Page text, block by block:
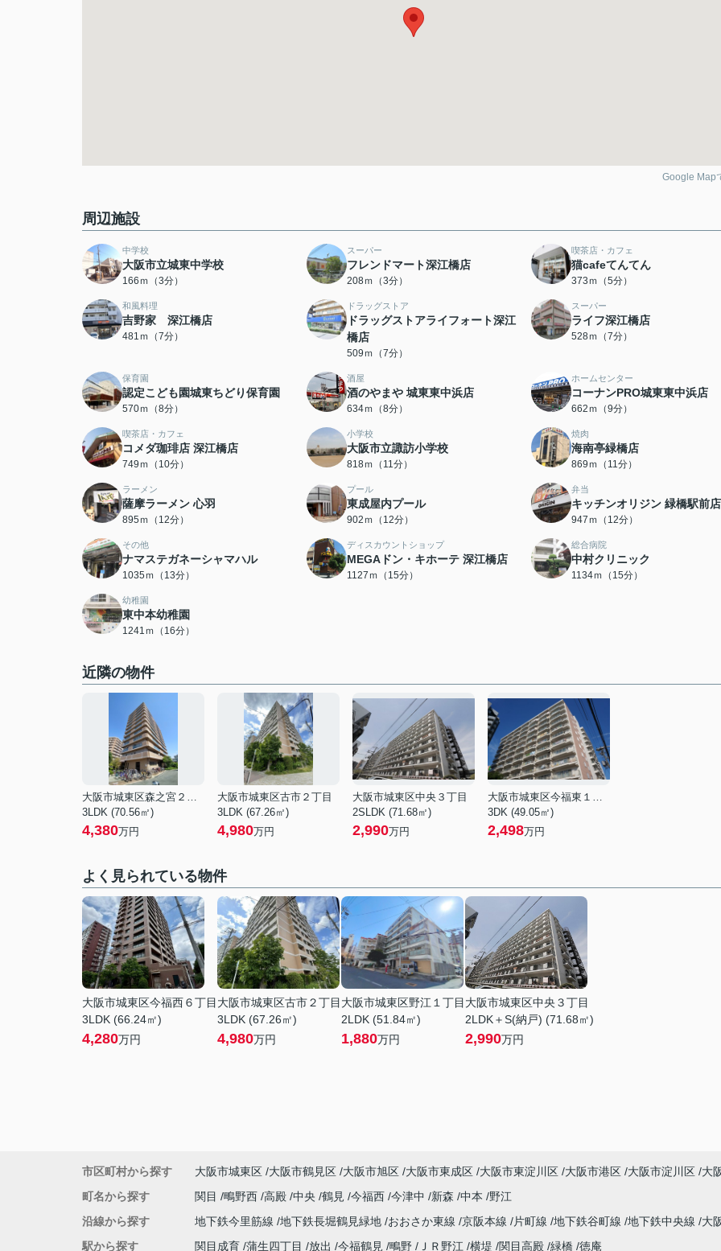
Google Map
周辺施設
中学校
大阪市立城東中学校
166ｍ（3分）
スーパー
フレンドマート深江橋店
208ｍ（3分）
喫茶店・カフェ
猫cafeてんてん
373ｍ（5分）
和風料理
吉野家 深江橋店
481ｍ（7分）
ドラッグストア
ドラッグストアライフォート深江
橋店
509ｍ（7分）
スーパー
ライフ深江橋店
528ｍ（7分）
保育園
認定こども園城東ちどり保育園
570ｍ（8分）
酒屋
酒のやまや 城東東中浜店
634ｍ（8分）
ホームセンター
コーナンPRO城東東中浜店
662ｍ（9分）
喫茶店・カフェ
コメダ珈琲店 深江橋店
749ｍ（10分）
小学校
大阪市立諏訪小学校
818ｍ（11分）
焼肉
海南亭緑橋店
869ｍ（11分）
ラーメン
薩摩ラーメン 心羽
895ｍ（12分）
プール
東成屋内プール
902ｍ（12分）
弁当
キッチンオリジン 緑橋駅前店
947ｍ（12分）
その他
ナマステガネーシャマハル
1035ｍ（13分）
ディスカウントショップ
MEGAドン・キホーテ 深江橋店
1127ｍ（15分）
総合病院
中村クリニック
1134ｍ（15分）
幼稚園
東中本幼稚園
1241ｍ（16分）
近隣の物件
大阪市城東区森之宮２丁目
3LDK (70.56㎡)
4,380万円
大阪市城東区古市２丁目
3LDK (67.26㎡)
4,980万円
大阪市城東区中央３丁目
2SLDK (71.68㎡)
2,990万円
大阪市城東区今福東１丁目
3DK (49.05㎡)
2,498万円
よく見られている物件
大阪市城東区今福西６丁目
3LDK (66.24㎡)
4,280万円
大阪市城東区古市２丁目
3LDK (67.26㎡)
4,980万円
大阪市城東区野江１丁目
2LDK (51.84㎡)
1,880万円
大阪市城東区中央３丁目
2LDK＋S(納戸) (71.68㎡)
2,990万円
市区町村から探す 大阪市城東区 大阪市鶴見区 大阪市旭区 大阪市東成区 大阪市東淀川区 大阪市港区 大阪市淀川区 大
町名から探す
関目 鴫野西 高殿 中央 鶴見 今福西 今津中 新森 中本
野江
沿線から探す
地下鉄今里筋線 地下鉄長堀鶴見緑地 おおさか東線 京阪本線 片町線 地下鉄谷町線 地下鉄中央線
大
駅から探す
関目成育 蒲生四丁目 放出 今福鶴見 鴫野 ＪＲ野江 横堤 関目高殿 緑橋 徳庵